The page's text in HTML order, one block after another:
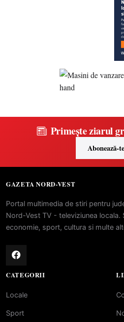
Primește ziarul
Abonează-te
GAZETA NORD-VEST
Portal multimedia de stiri pentru
Nord-Vest TV - televiziunea locala.
economie, sport, cultura si multe
CATEGORII
Locale
Sport